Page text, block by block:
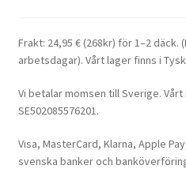
Frakt: 24,95 € (268kr) för 1–2 däck.
arbetsdagar). Vårt lager finns i
Vi betalar momsen till Sverige.
SE502085576201.
Visa, MasterCard, Klarna, Apple
svenska banker och